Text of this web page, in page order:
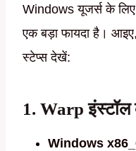
Windows यूजर्स के
एक बड़ा फायदा है।
स्टेप्स देखें:
1. Warp
Windows